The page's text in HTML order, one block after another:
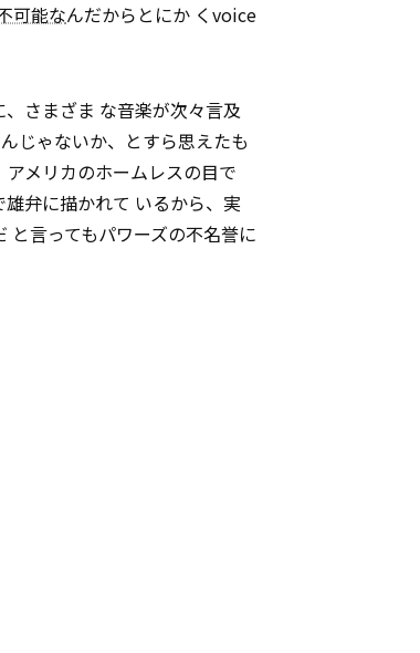
可能なんだからとにか くvoice
さまざま な音楽が次々言及
じゃないか、とすら思えたも
メリカのホームレスの目で
弁に描かれて いるから、実
言ってもパワーズの不名誉に